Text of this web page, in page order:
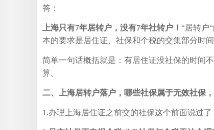
答：
上海只有7年居转户，没有7年社转户！ “居转户
本的要求是居住证、社保和个税的交集部分时
简单一句话概括就是：有居住证没社保的时间
算。
二、上海居转户落户，哪些社保属于无效社保
1.办理上海居住证之前交的社保这个前面说过了